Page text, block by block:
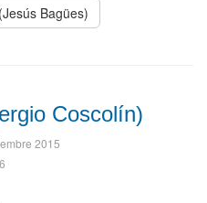
Bagües)
Coscolín)
2015